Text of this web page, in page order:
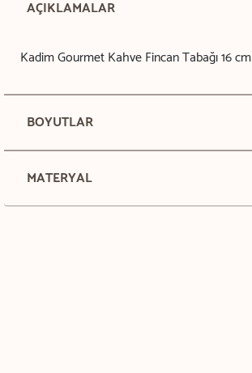
AÇIKLAMALAR
Kadim Gourmet Kahve Fincan Tabağı 16 cm
BOYUTLAR
MATERYAL